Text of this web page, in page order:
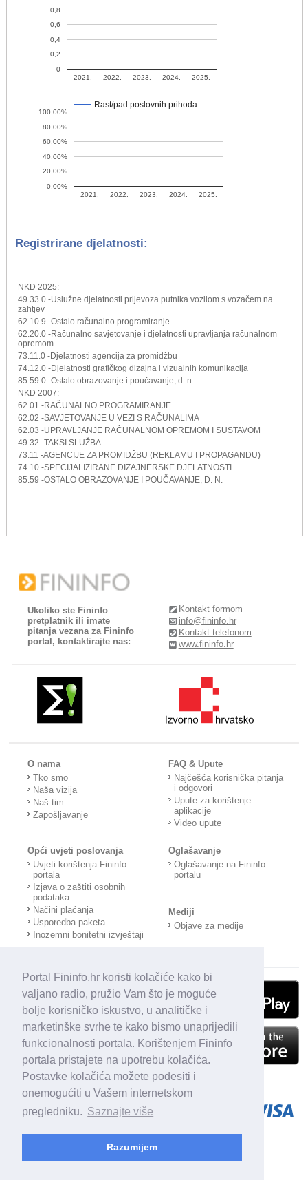
Portal Fininfo.hr koristi kolačiće kako bi
valjano radio, pružio Vam što je moguće
bolje korisničko iskustvo, u analitičke i
marketinške svrhe te kako bismo unaprijedili
funkcionalnosti portala. Korištenjem Fininfo
portala pristajete na upotrebu kolačića.
Postavke kolačića možete podesiti i
onemogućiti u Vašem internetskom
pregledniku. Saznajte više
Razumijem
2021. 2022. 2023. 2024. 2025.
0
0,2
0,4
0,6
0,8
Rast/pad poslovnih prihoda
2021. 2022. 2023. 2024. 2025.
0,00%
20,00%
40,00%
60,00%
80,00%
100,00%
Registrirane djelatnosti:
NKD 2025:
49.33.0 -Uslužne djelatnosti prijevoza putnika vozilom s vozačem na
zahtjev
62.10.9 -Ostalo računalno programiranje
62.20.0 -Računalno savjetovanje i djelatnosti upravljanja računalnom
opremom
73.11.0 -Djelatnosti agencija za promidžbu
74.12.0 -Djelatnosti grafičkog dizajna i vizualnih komunikacija
85.59.0 -Ostalo obrazovanje i poučavanje, d. n.
NKD 2007:
62.01 -RAČUNALNO PROGRAMIRANJE
62.02 -SAVJETOVANJE U VEZI S RAČUNALIMA
62.03 -UPRAVLJANJE RAČUNALNOM OPREMOM I SUSTAVOM
49.32 -TAKSI SLUŽBA
73.11 -AGENCIJE ZA PROMIDŽBU (REKLAMU I PROPAGANDU)
74.10 -SPECIJALIZIRANE DIZAJNERSKE DJELATNOSTI
85.59 -OSTALO OBRAZOVANJE I POUČAVANJE, D. N.
Ukoliko ste Fininfo
pretplatnik ili imate
pitanja vezana za Fininfo
portal, kontaktirajte nas:
Kontakt formom
info@fininfo.hr
Kontakt telefonom
www.fininfo.hr
O nama
Tko smo
Naša vizija
Naš tim
Zapošljavanje
FAQ & Upute
Najčešća korisnička pitanja
i odgovori
Upute za korištenje
aplikacije
Video upute
Opći uvjeti poslovanja
Uvjeti korištenja Fininfo
portala
Izjava o zaštiti osobnih
podataka
Načini plaćanja
Usporedba paketa
Inozemni bonitetni izvještaji
Oglašavanje
Oglašavanje na Fininfo
portalu
Mediji
Objave za medije